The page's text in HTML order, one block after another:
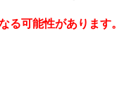
る可能性があります。